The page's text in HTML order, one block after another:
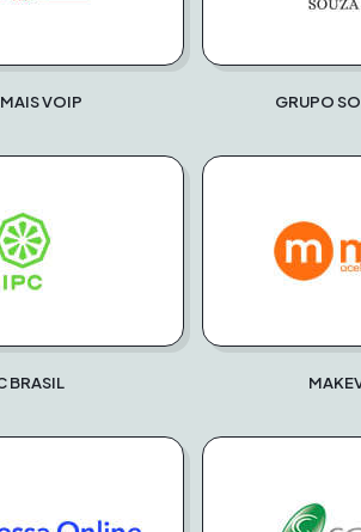
VOIP GRUPO
BRASIL